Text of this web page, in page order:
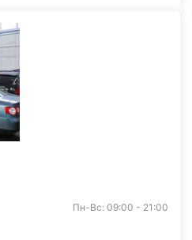
Пн-Вс: 09:00 - 21:00